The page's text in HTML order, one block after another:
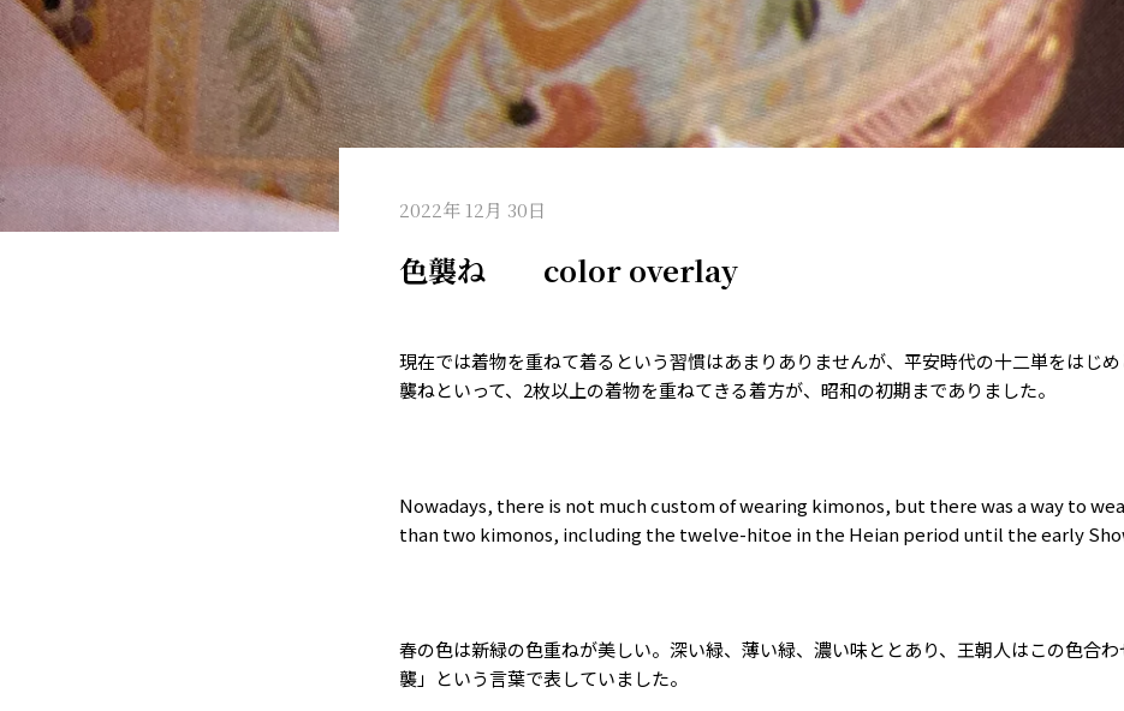
2022年 12月 30日
色襲ね color overlay
現在では着物を重ねて着るという習慣はあまりありませんが、平安時代の十二単をはじ
襲ねといって、 2枚以上の着物を重ねてきる着方が、昭和の初期までありました。
Nowadays, there is not much custom of wearing kimonos, but there was a way to
than two kimonos, including the twelve-hitoe in the Heian period until the early
春の色は新緑の色重ねが美しい。深い緑、薄い緑、濃い味ととあり、王朝人はこの色合
襲」という言葉で表していました。